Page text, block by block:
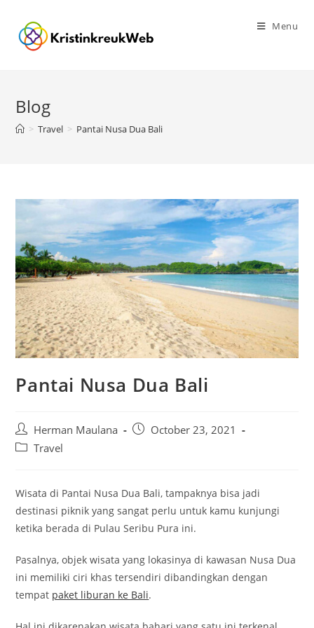
content
Menu
Blog
> Travel > Pantai Nusa Dua Bali
Pantai Nusa Dua Bali
Post
author:
Herman Maulana
PostOctober 23, 2021
PostTravel
Wisata di Pantai Nusa Dua Bali, tampaknya bisa jadi
destinasi piknik yang sangat perlu untuk kamu kunjungi
ketika berada di Pulau Seribu Pura ini.
Pasalnya, objek wisata yang lokasinya di kawasan Nusa Dua
ini memiliki ciri khas tersendiri dibandingkan dengan
tempat paket liburan ke Bali.